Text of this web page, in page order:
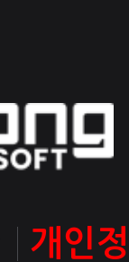
개인